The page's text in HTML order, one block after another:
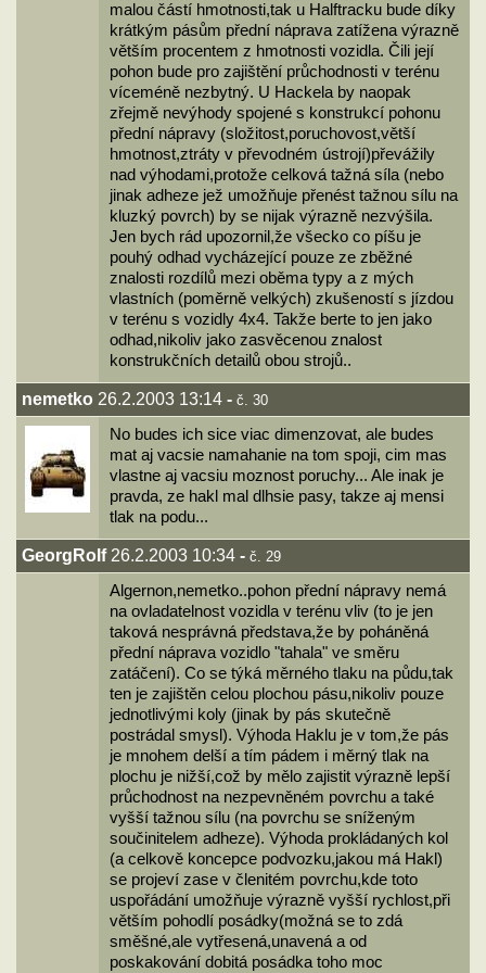
malou částí hmotnosti,tak u Halftracku bude díky
krátkým pásům přední náprava zatížena výrazně
větším procentem z hmotnosti vozidla. Čili její
pohon bude pro zajištění průchodnosti v terénu
víceméně nezbytný. U Hackela by naopak
zřejmě nevýhody spojené s konstrukcí pohonu
přední nápravy (složitost,poruchovost,větší
hmotnost,ztráty v převodném ústrojí)převážily
nad výhodami,protože celková tažná síla (nebo
jinak adheze jež umožňuje přenést tažnou sílu na
kluzký povrch) by se nijak výrazně nezvýšila.
Jen bych rád upozornil,že všecko co píšu je
pouhý odhad vycházející pouze ze zběžné
znalosti rozdílů mezi oběma typy a z mých
vlastních (poměrně velkých) zkušeností s jízdou
v terénu s vozidly 4x4. Takže berte to jen jako
odhad,nikoliv jako zasvěcenou znalost
konstrukčních detailů obou strojů..
nemetko 26.2.2003 13:14 - č. 30
No budes ich sice viac dimenzovat, ale budes
mat aj vacsie namahanie na tom spoji, cim mas
vlastne aj vacsiu moznost poruchy... Ale inak je
pravda, ze hakl mal dlhsie pasy, takze aj mensi
tlak na podu...
GeorgRolf 26.2.2003 10:34 - č. 29
Algernon,nemetko..pohon přední nápravy nemá
na ovladatelnost vozidla v terénu vliv (to je jen
taková nesprávná představa,že by poháněná
přední náprava vozidlo "tahala" ve směru
zatáčení). Co se týká měrného tlaku na půdu,tak
ten je zajištěn celou plochou pásu,nikoliv pouze
jednotlivými koly (jinak by pás skutečně
postrádal smysl). Výhoda Haklu je v tom,že pás
je mnohem delší a tím pádem i měrný tlak na
plochu je nižší,což by mělo zajistit výrazně lepší
průchodnost na nezpevněném povrchu a také
vyšší tažnou sílu (na povrchu se sníženým
součinitelem adheze). Výhoda prokládaných kol
(a celkově koncepce podvozku,jakou má Hakl)
se projeví zase v členitém povrchu,kde toto
uspořádání umožňuje výrazně vyšší rychlost,při
větším pohodlí posádky(možná se to zdá
směšné,ale vytřesená,unavená a od
poskakování dobitá posádka toho moc